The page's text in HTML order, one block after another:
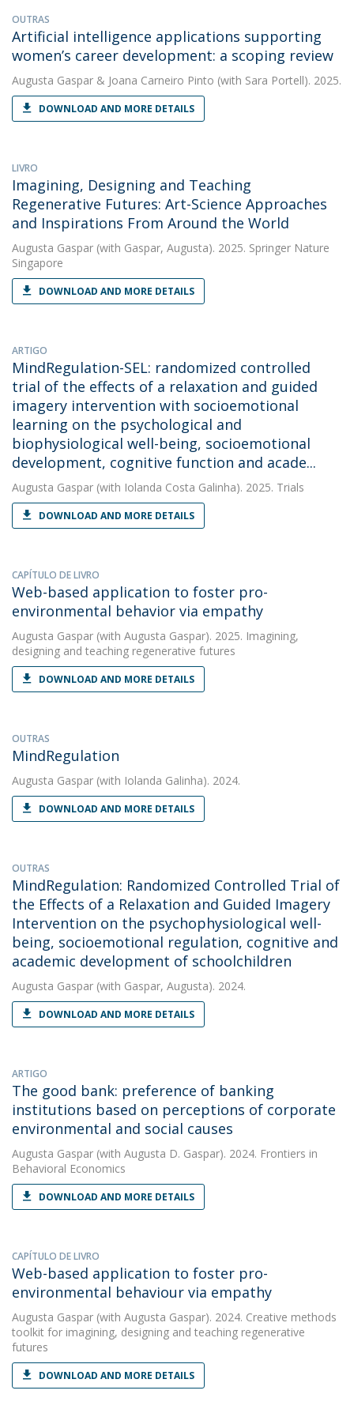
OUTRAS
Artificial intelligence applications supporting
women’s career development: a scoping review
Augusta Gaspar & Joana Carneiro Pinto (with Sara Portell). 2025.
DOWNLOAD AND MORE DETAILS
LIVRO
Imagining, Designing and Teaching
Regenerative Futures: Art-Science Approaches
and Inspirations From Around the World
Augusta Gaspar (with Gaspar, Augusta). 2025. Springer Nature
Singapore
DOWNLOAD AND MORE DETAILS
ARTIGO
MindRegulation-SEL: randomized controlled
trial of the effects of a relaxation and guided
imagery intervention with socioemotional
learning on the psychological and
biophysiological well-being, socioemotional
development, cognitive function and acade...
Augusta Gaspar (with Iolanda Costa Galinha). 2025. Trials
DOWNLOAD AND MORE DETAILS
CAPÍTULO DE LIVRO
Web-based application to foster pro-
environmental behavior via empathy
Augusta Gaspar (with Augusta Gaspar). 2025. Imagining,
designing and teaching regenerative futures
DOWNLOAD AND MORE DETAILS
OUTRAS
MindRegulation
Augusta Gaspar (with Iolanda Galinha). 2024.
DOWNLOAD AND MORE DETAILS
OUTRAS
MindRegulation: Randomized Controlled Trial of
the Effects of a Relaxation and Guided Imagery
Intervention on the psychophysiological well-
being, socioemotional regulation, cognitive and
academic development of schoolchildren
Augusta Gaspar (with Gaspar, Augusta). 2024.
DOWNLOAD AND MORE DETAILS
ARTIGO
The good bank: preference of banking
institutions based on perceptions of corporate
environmental and social causes
Augusta Gaspar (with Augusta D. Gaspar). 2024. Frontiers in
Behavioral Economics
DOWNLOAD AND MORE DETAILS
CAPÍTULO DE LIVRO
Web-based application to foster pro-
environmental behaviour via empathy
Augusta Gaspar (with Augusta Gaspar). 2024. Creative methods
toolkit for imagining, designing and teaching regenerative
futures
DOWNLOAD AND MORE DETAILS